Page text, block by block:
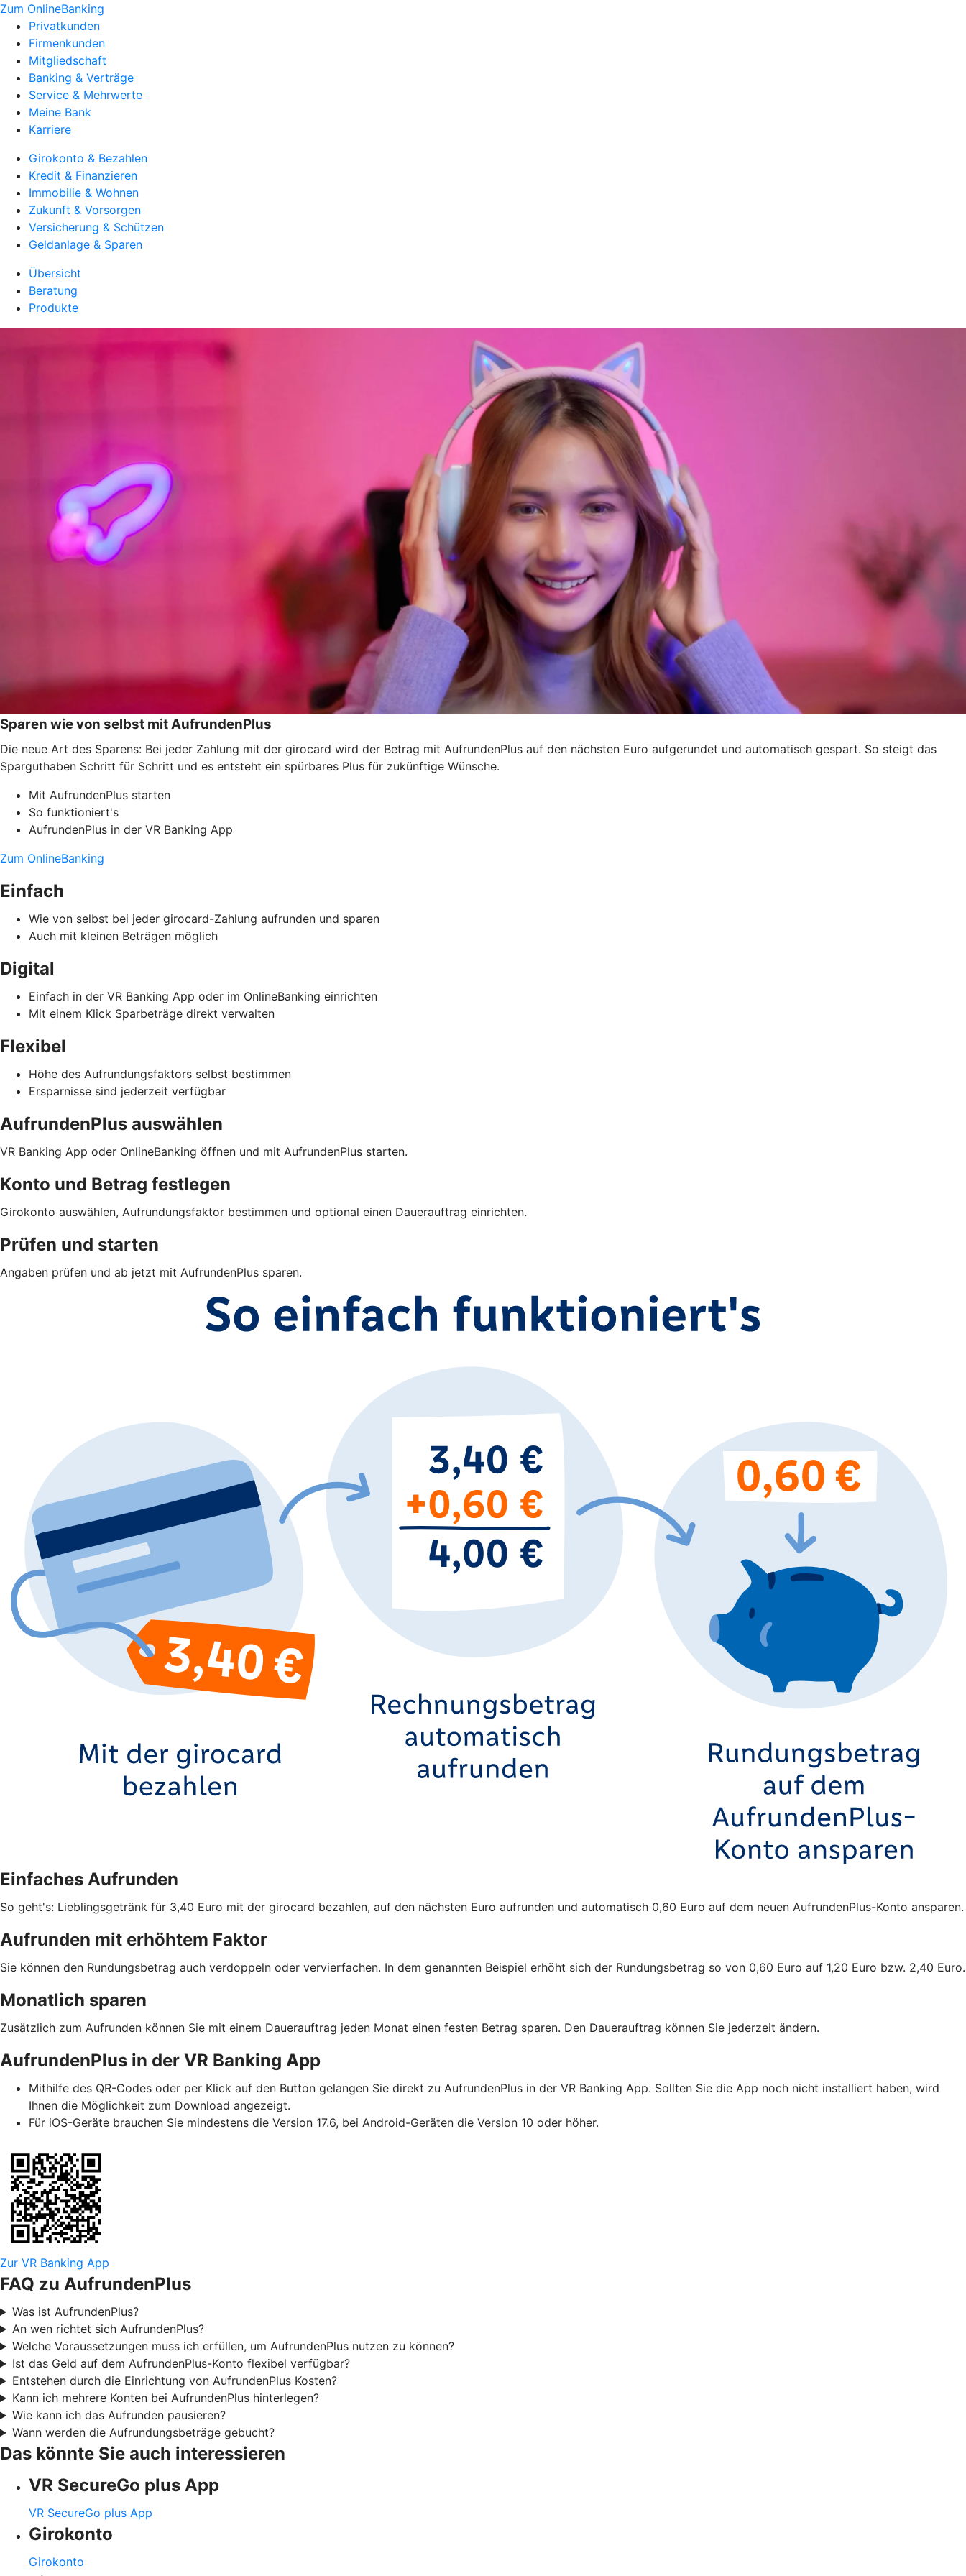
Zum OnlineBanking
Privatkunden
Firmenkunden
Mitgliedschaft
Banking & Verträge
Service & Mehrwerte
Meine Bank
Karriere
Girokonto & Bezahlen
Kredit & Finanzieren
Immobilie & Wohnen
Zukunft & Vorsorgen
Versicherung & Schützen
Geldanlage & Sparen
Übersicht
Beratung
Produkte
Sparen wie von selbst mit AufrundenPlus
Die neue Art des Sparens: Bei jeder Zahlung mit der girocard wird der Betrag mit AufrundenPlus auf den nächsten Euro aufgerundet und automatisch gespart. So steigt das
Sparguthaben Schritt für Schritt und es entsteht ein spürbares Plus für zukünftige Wünsche.
Mit AufrundenPlus starten
So funktioniert's
AufrundenPlus in der VR Banking App
Zum OnlineBanking
Einfach
Wie von selbst bei jeder girocard-Zahlung aufrunden und sparen
Auch mit kleinen Beträgen möglich
Digital
Einfach in der VR Banking App oder im OnlineBanking einrichten
Mit einem Klick Sparbeträge direkt verwalten
Flexibel
Höhe des Aufrundungsfaktors selbst bestimmen
Ersparnisse sind jederzeit verfügbar
AufrundenPlus auswählen
VR Banking App oder OnlineBanking öffnen und mit AufrundenPlus starten.
Konto und Betrag festlegen
Girokonto auswählen, Aufrundungsfaktor bestimmen und optional einen Dauerauftrag einrichten.
Prüfen und starten
Angaben prüfen und ab jetzt mit AufrundenPlus sparen.
Einfaches Aufrunden
So geht's: Lieblingsgetränk für 3,40 Euro mit der girocard bezahlen, auf den nächsten Euro aufrunden und automatisch 0,60 Euro auf dem neuen AufrundenPlus-Konto ansparen.
Aufrunden mit erhöhtem Faktor
Sie können den Rundungsbetrag auch verdoppeln oder vervierfachen. In dem genannten Beispiel erhöht sich der Rundungsbetrag so von 0,60 Euro auf 1,20 Euro bzw. 2,40 Euro.
Monatlich sparen
Zusätzlich zum Aufrunden können Sie mit einem Dauerauftrag jeden Monat einen festen Betrag sparen. Den Dauerauftrag können Sie jederzeit ändern.
AufrundenPlus in der VR Banking App
Mithilfe des QR-Codes oder per Klick auf den Button gelangen Sie direkt zu AufrundenPlus in der VR Banking App. Sollten Sie die App noch nicht installiert haben, wird
Ihnen die Möglichkeit zum Download angezeigt.
Für iOS-Geräte brauchen Sie mindestens die Version 17.6, bei Android-Geräten die Version 10 oder höher.
Zur VR Banking App
FAQ zu AufrundenPlus
Was ist AufrundenPlus?
An wen richtet sich AufrundenPlus?
Welche Voraussetzungen muss ich erfüllen, um AufrundenPlus nutzen zu können?
Ist das Geld auf dem AufrundenPlus-Konto flexibel verfügbar?
Entstehen durch die Einrichtung von AufrundenPlus Kosten?
Kann ich mehrere Konten bei AufrundenPlus hinterlegen?
Wie kann ich das Aufrunden pausieren?
Wann werden die Aufrundungsbeträge gebucht?
Das könnte Sie auch interessieren
VR SecureGo plus App
VR SecureGo plus App
Girokonto
Girokonto